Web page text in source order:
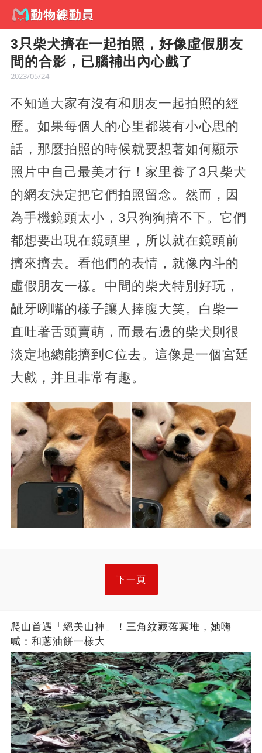
3只柴犬擠在一起拍照，好像虛假朋友
間的合影，已腦補出內心戲了
2023/05/24
不知道大家有沒有和朋友一起拍照的經
歷。如果每個人的心里都裝有小心思的
話，那麼拍照的時候就要想著如何顯示
照片中自己最美才行！家里養了3只柴犬
的網友決定把它們拍照留念。然而，因
為手機鏡頭太小，3只狗狗擠不下。它們
都想要出現在鏡頭里，所以就在鏡頭前
擠來擠去。看他們的表情，就像內斗的
虛假朋友一樣。中間的柴犬特別好玩，
齜牙咧嘴的樣子讓人捧腹大笑。白柴一
直吐著舌頭賣萌，而最右邊的柴犬則很
淡定地總能擠到C位去。這像是一個宮廷
大戲，并且非常有趣。
下一頁
爬山首遇「絕美山神」！三角紋藏落葉堆，她嗨
喊：和蔥油餅一樣大